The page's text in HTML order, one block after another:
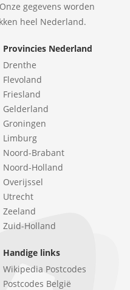
gegevens worden
heel Nederland.
Provincies Nederland
Drenthe
Flevoland
Friesland
Gelderland
Groningen
Limburg
Noord-Brabant
Noord-Holland
Overijssel
Utrecht
Zeeland
Zuid-Holland
Handige links
Wikipedia Postcodes
Postcodes België